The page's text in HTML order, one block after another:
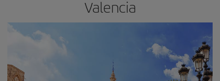
Valencia